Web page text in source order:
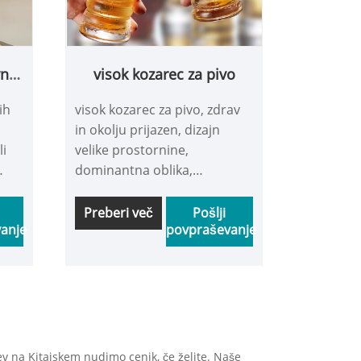
visok kozarec za pivo
visok kozarec za pivo, zdrav
in okolju prijazen, dizajn
velike prostornine,
dominantna oblika,
prijatelji, nazdravljanje in
skupno pitje, šesterokotna
oblika velike prostornine,
vizualni užitek, pijte v stilu in
Preberi več
Pošlji
povpraševanje
na Kitajskem nudimo cenik, če želite. Naše